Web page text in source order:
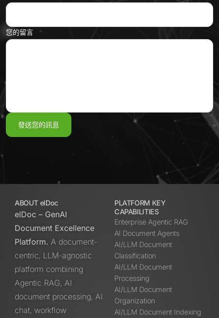
您的留言
ABOUT elDoc
elDoc – GenAI
Document Excellence
Platform. A document-
centric, LLM-agnostic
platform combining
Agentic RAG, AI
document processing, AI
chat, workflow
PLATFORM KEY
CAPABILITIES
Enterprise Agentic RAG
AI Document Agents
AI/LLM Document
Classification
AI/LLM Document
Processing
AI/LLM Document
Organization
AI/LLM Document Indexing